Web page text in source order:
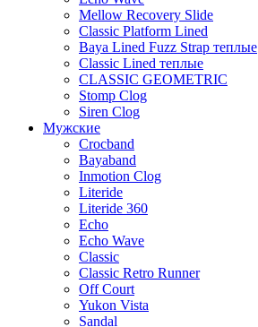
Mellow Recovery Slide
Classic Platform Lined
Baya Lined Fuzz Strap теплые
Classic Lined теплые
CLASSIC GEOMETRIC
Stomp Clog
Siren Clog
Мужские
Crocband
Bayaband
Inmotion Clog
Literide
Literide 360
Echo
Echo Wave
Classic
Classic Retro Runner
Off Court
Yukon Vista
Sandal